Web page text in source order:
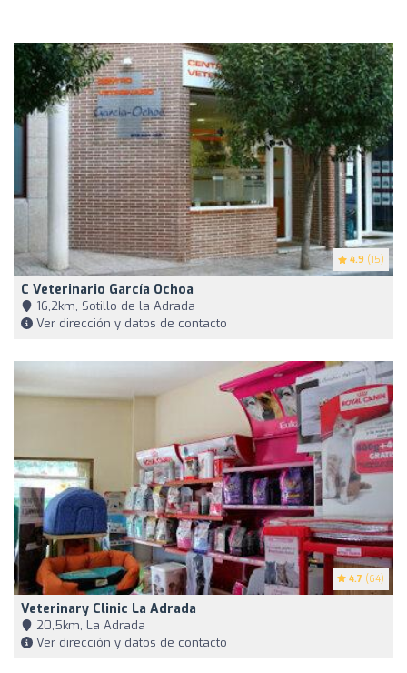
4.9 (15)
C Veterinario García Ochoa
16,2km, Sotillo de la Adrada
Ver dirección y datos de contacto
4.7 (64)
Veterinary Clinic La Adrada
20,5km, La Adrada
Ver dirección y datos de contacto